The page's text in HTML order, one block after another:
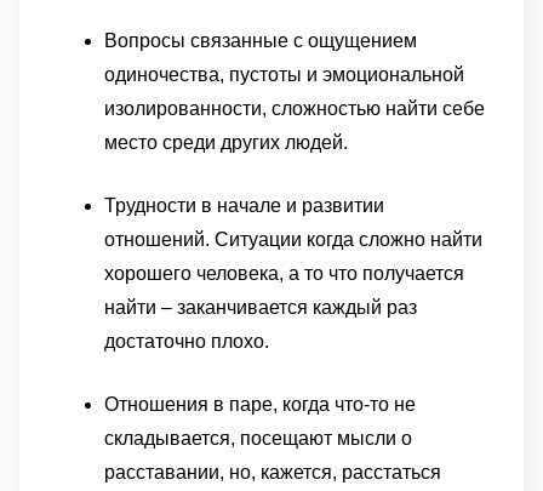
Вопросы связанные с ощущением
одиночества, пустоты и эмоциональной
изолированности, сложностью найти себе
место среди других людей.
Трудности в начале и развитии
отношений. Ситуации когда сложно найти
хорошего человека, а то что получается
найти – заканчивается каждый раз
достаточно плохо.
Отношения в паре, когда что-то не
складывается, посещают мысли о
расставании, но, кажется, расстаться